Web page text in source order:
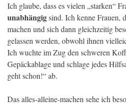
Ich glaube, dass es vielen „starken“
unabhängigsind. Ich kenne Frauen,
machen und sich dann gleichzeitig
gelassen werden, obwohl ihnen
Ich wuchte im Zug den schweren
Gepäckablage und schlage jedes
geht schon!“ ab.
Das alles-alleine-machen sehe ich